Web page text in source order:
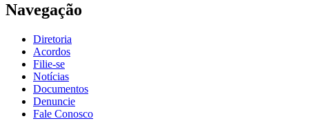
Navegação
Diretoria
Acordos
Filie-se
Notícias
Documentos
Denuncie
Fale Conosco